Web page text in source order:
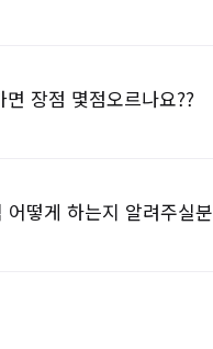
장점 몇점오르나요??
어떻게 하는지 알려주실분